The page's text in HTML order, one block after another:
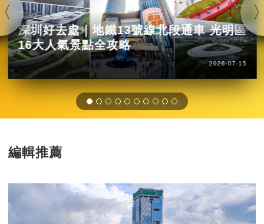
深圳好去處｜地鐵13號線北段通車 光明區
16大人氣景點全攻略
2026-07-15
編輯推薦